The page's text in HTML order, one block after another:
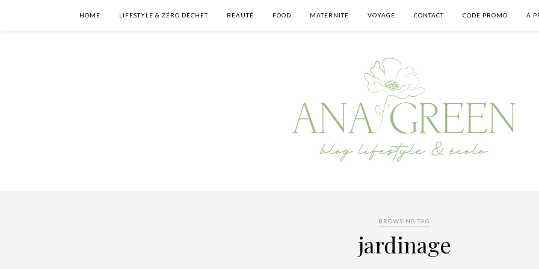
HOME LIFESTYLE & ZÉRO DÉCHET BEAUTÉ FOOD MATERNITÉ VOYAGE CONTACT CODE PROMO A
BROWSING TAG
jardinage